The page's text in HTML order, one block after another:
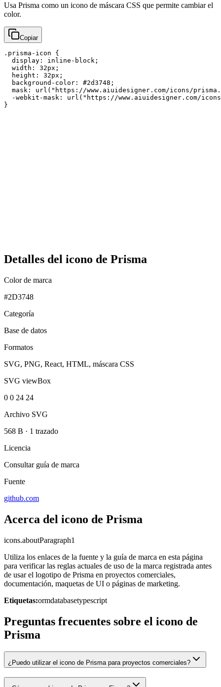
Usa Prisma como un icono de máscara CSS que permite cambiar el
color.
Copiar
.prisma-icon {
  display: inline-block;
  width: 32px;
  height: 32px;
  background-color: #2d3748;
mask: url("https://www.aiuidesigner.com/icons/
-webkit-mask: url("https://www.aiuidesigner.com/
}
Detalles del icono de Prisma
Color de marca
#2D3748
Categoría
Base de datos
Formatos
SVG, PNG, React, HTML, máscara CSS
SVG viewBox
0 0 24 24
Archivo SVG
568 B · 1 trazado
Licencia
Consultar guía de marca
Fuente
github.com
Acerca del icono de Prisma
icons.aboutParagraph1
Utiliza los enlaces de la fuente y la guía de marca en esta página
para verificar las reglas actuales de uso de la marca registrada antes
de usar el logotipo de Prisma en proyectos comerciales,
documentación, maquetas de UI o páginas de marketing.
Etiquetas:ormdatabasetypescript
Preguntas frecuentes sobre el icono de
Prisma
¿Puedo utilizar el icono de Prisma para proyectos comerciales?